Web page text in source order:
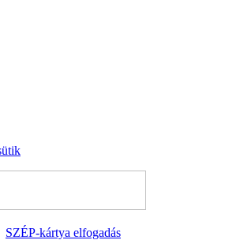
SZÉP-kártya elfogadás